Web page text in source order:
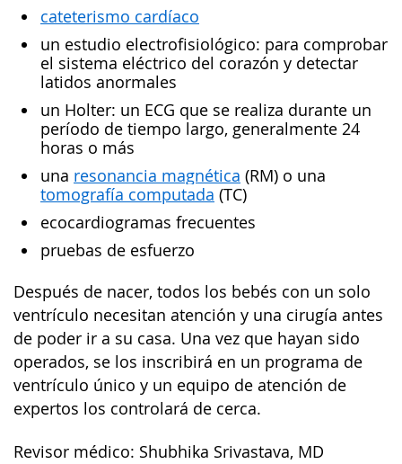
cateterismo cardíaco
un estudio electrofisiológico: para comprobar
el sistema eléctrico del corazón y detectar
latidos anormales
un Holter: un ECG que se realiza durante un
período de tiempo largo, generalmente 24
horas o más
una resonancia magnética (RM) o una
tomografía computada (TC)
ecocardiogramas frecuentes
pruebas de esfuerzo
Después de nacer, todos los bebés con un solo
ventrículo necesitan atención y una cirugía antes
de poder ir a su casa. Una vez que hayan sido
operados, se los inscribirá en un programa de
ventrículo único y un equipo de atención de
expertos los controlará de cerca.
Revisor médico: Shubhika Srivastava, MD